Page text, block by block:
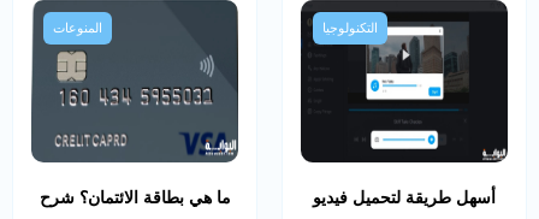
التكنولوجيا
أسهل طريقة لتحميل فيديو
المنوعات
ما هي بطاقة الائتمان؟ شرح